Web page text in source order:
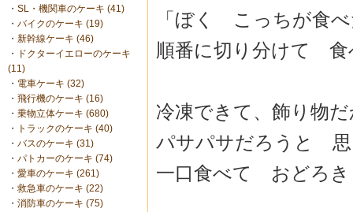
・ SL・機関車のケーキ (41)
・ バイクのケーキ (19)
・ 新幹線ケーキ (46)
・
ドクターイエローのケーキ
(11)
・ 電車ケーキ (32)
・ 飛行機のケーキ (16)
・ 乗物立体ケーキ (680)
・
トラックのケーキ (40)
・ バスのケーキ (31)
・ パトカーのケーキ (74)
・ 愛車のケーキ (261)
・ 救急車のケーキ (22)
・ 消防車のケーキ (75)
「ぼく こっちが食
順番に切り分けて 食
冷凍できて、飾り物
パサパサだろうと
一口食べて おどろき